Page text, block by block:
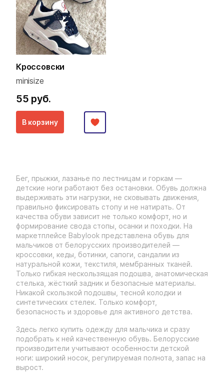
Кроссовски
minisize
55 руб.
В корзину
Бег, прыжки, лазанье по лестницам и горкам —
детские ноги работают без остановки. Обувь должна
выдерживать эти нагрузки, не сковывать движения,
правильно фиксировать стопу и не натирать. От
качества обуви зависит не только комфорт, но и
формирование свода стопы, осанки и походки. На
маркетплейсе Babylook представлена обувь для
мальчиков от белорусских производителей —
кроссовки, кеды, ботинки, сапоги, сандалии из
натуральной кожи, текстиля, мембранных тканей.
Только гибкая нескользящая подошва, анатомическая
стелька, жёсткий задник и безопасные материалы.
Никакой скользкой подошвы, тесной колодки и
синтетических стелек. Только комфорт,
безопасность и здоровье для активного детства.
Здесь легко купить одежду для мальчика и сразу
подобрать к ней качественную обувь. Белорусские
производители учитывают особенности детской
ноги: широкий носок, регулируемая полнота, запас на
вырост.